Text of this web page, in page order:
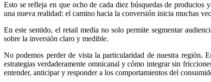
Esto se refleja en que ocho de cada diez búsquedas de
una nueva realidad: el camino hacia la conversión inicia muchas
En este sentido, el retail media no solo permite segmentar
sobre la inversión claro y medible.
No podemos perder de vista la particularidad de nuestra región.
estrategias verdaderamente omnicanal y cómo integrar sin
entender, anticipar y responder a los comportamientos del